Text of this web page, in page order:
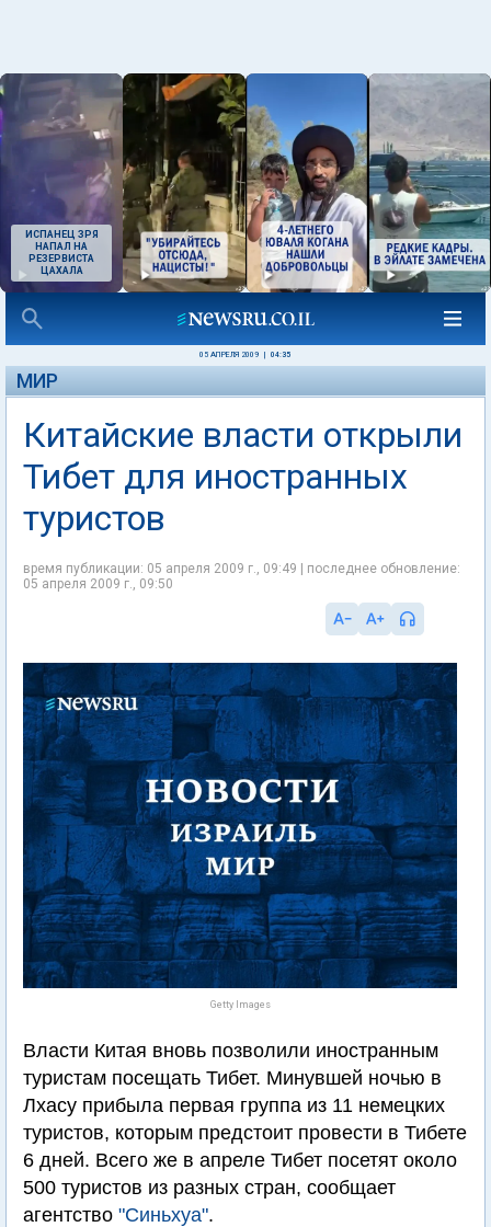
ИСПАНЕЦ ЗРЯ
НАПАЛ НА
РЕЗЕРВИСТА
ЦАХАЛА
05 АПРЕЛЯ 2009 04:35
МИР
Китайские власти открыли
Тибет для иностранных
туристов
время публикации: 05 апреля 2009 г., 09:49 | последнее обновление:
05 апреля 2009 г., 09:50
Getty Images
Власти Китая вновь позволили иностранным
туристам посещать Тибет. Минувшей ночью в
Лхасу прибыла первая группа из 11 немецких
туристов, которым предстоит провести в Тибете
6 дней. Всего же в апреле Тибет посетят около
500 туристов из разных стран, сообщает
агентство "Синьхуа".